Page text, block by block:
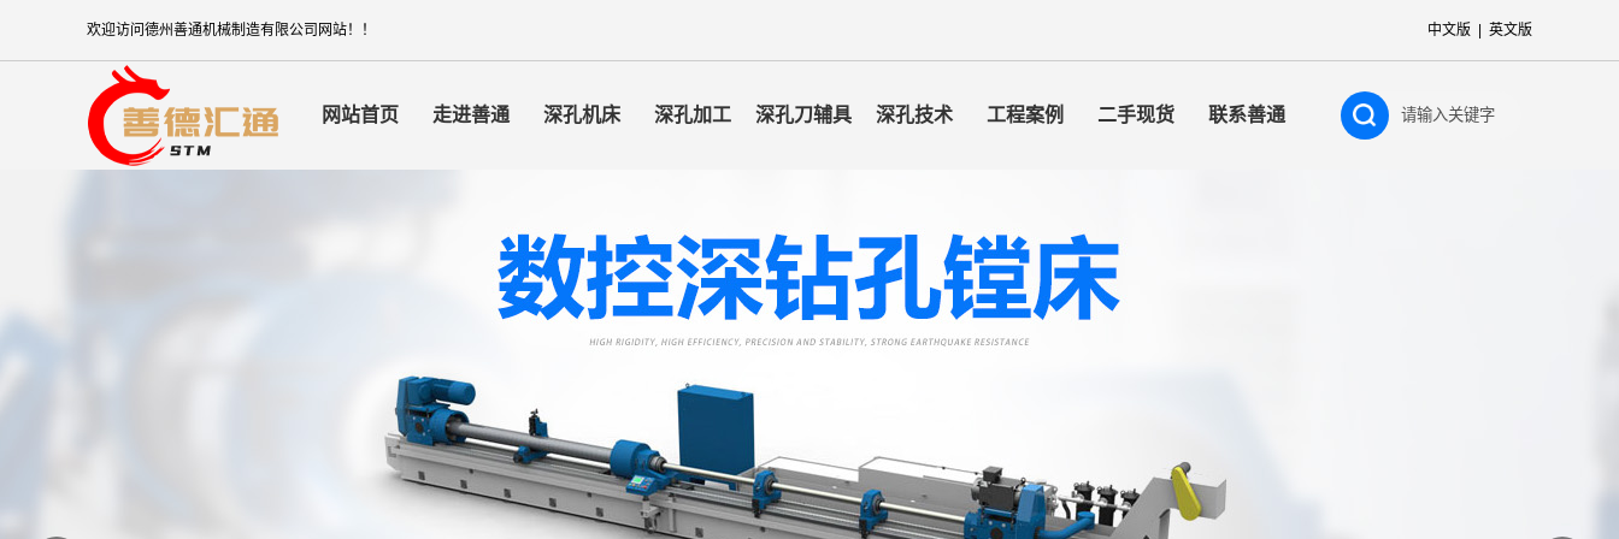
欢迎访问德州善通机械制造有限公司网站！！ 中文版 英文版
网站首页 走进善通 深孔机床 深孔加工 深孔刀辅具 深孔技术 工程案例 二手现货 联系善通